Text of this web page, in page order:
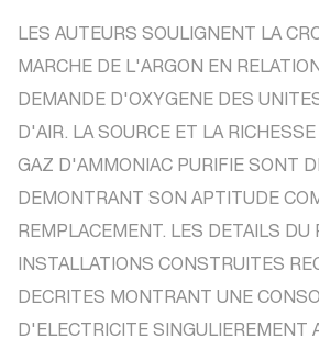
LES AUTEURS SOULIGNENT LA
MARCHE DE L'ARGON EN
DEMANDE D'OXYGENE DES
D'AIR. LA SOURCE ET LA
GAZ D'AMMONIAC PURIFIE SONT
DEMONTRANT SON APTITUDE
REMPLACEMENT. LES DETAILS DU
INSTALLATIONS CONSTRUITES
DECRITES MONTRANT UNE
D'ELECTRICITE SINGULIEREMENT